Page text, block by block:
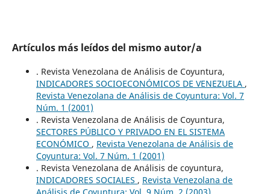
Artículos más leídos del mismo autor/a
. Revista Venezolana de Análisis de Coyuntura,
INDICADORES SOCIOECONÓMICOS DE VENEZUELA ,
Revista Venezolana de Análisis de Coyuntura: Vol. 7
Núm. 1 (2001)
. Revista Venezolana de Análisis de Coyuntura,
SECTORES PÚBLICO Y PRIVADO EN EL SISTEMA
ECONÓMICO , Revista Venezolana de Análisis de
Coyuntura: Vol. 7 Núm. 1 (2001)
. Revista Venezolana de Análisis de coyuntura,
INDICADORES SOCIALES , Revista Venezolana de